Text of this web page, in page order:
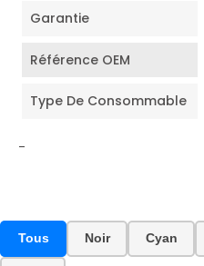
Garantie
Référence OEM
Type De Consommable
-
Tous Noir Cyan